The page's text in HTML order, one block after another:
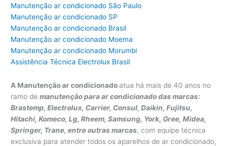
Manutenção ar condicionado São Paulo
Manutenção ar condicionado SP
Manutenção ar condicionado Brasil
Manutenção ar condicionado Moema
Manutenção ar condicionado Morumbi
Assistência Técnica Electrolux Brasil
A Manutenção ar condicionadoatua há mais de 40 anos no
ramo demanutenção para ar condicionado das marcas:
Brastemp, Electrolux, Carrier, Consul, Daikin, Fujitsu,
Hitachi, Komeco, Lg, Rheem, Samsung, York, Gree, Midea,
Springer, Trane, entre outras marcas, com equipe técnica
exclusiva para atender todos os aparelhos de ar condicionado,